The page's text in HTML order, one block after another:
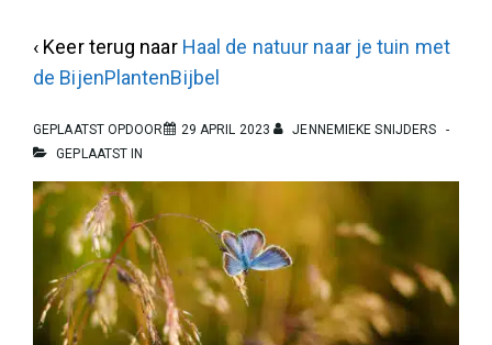
‹ Keer terug naar Haal de natuur naar je tuin met
de BijenPlantenBijbel
GEPLAATST OPDOOR 29 APRIL 2023
JENNEMIEKE SNIJDERS
GEPLAATST IN